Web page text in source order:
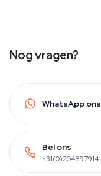
Nog vragen?
WhatsApp ons
Bel ons
+31(0)204897914